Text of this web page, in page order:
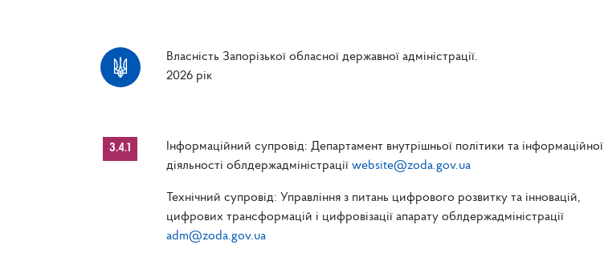
Власність Запорізької обласної державної адміністрації.
2026 рік
3.4.1
Інформаційний супровід: Департамент внутрішньої політики та інформаційної
діяльності облдержадміністрації website@zoda.gov.ua
Технічний супровід: Управління з питань цифрового розвитку та інновацій,
цифрових трансформацій і цифровізації апарату облдержадміністрації
adm@zoda.gov.ua